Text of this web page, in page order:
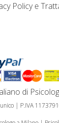
Policy e
di
| P.IVA